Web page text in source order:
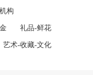
构
礼品-鲜花
艺术-收藏-文化